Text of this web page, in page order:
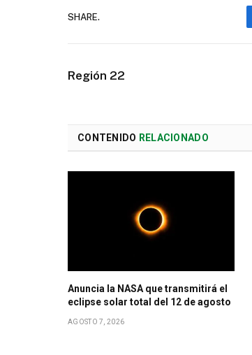
SHARE.
Región 22
CONTENIDO RELACIONADO
Anuncia la NASA que transmitirá el
eclipse solar total del 12 de agosto
AGOSTO 7, 2026